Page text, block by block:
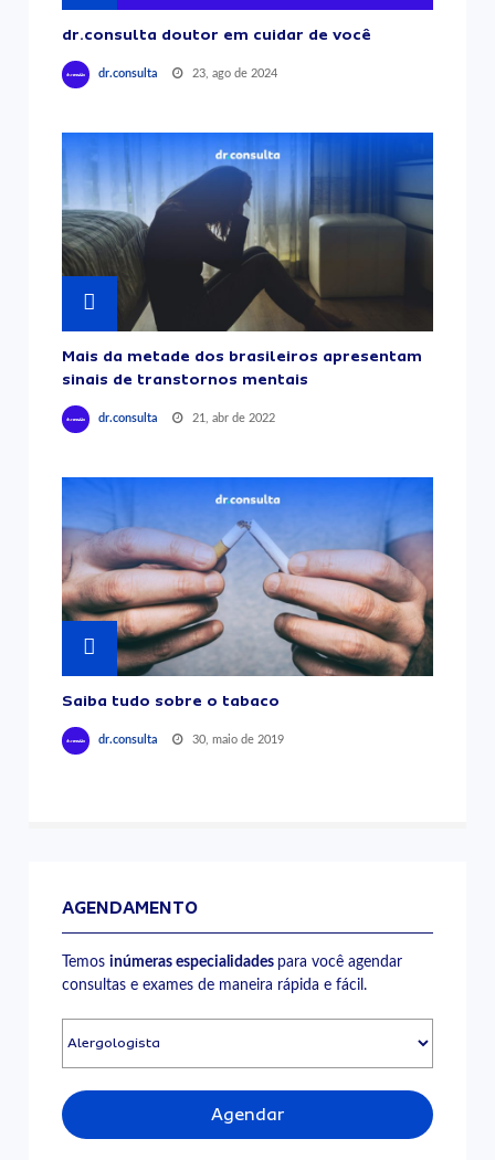
dr.consulta doutor em cuidar de você
dr.consulta 23, ago de 2024
Mais da metade dos brasileiros apresentam
sinais de transtornos mentais
dr.consulta 21, abr de 2022
Saiba tudo sobre o tabaco
dr.consulta 30, maio de 2019
AGENDAMENTO
Temosinúmeras especialidades para você agendar
consultas e exames de maneira rápida e fácil.
Agendar